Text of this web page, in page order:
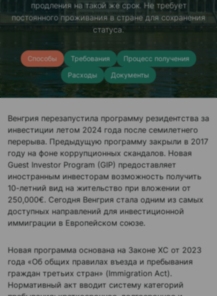
продления на такой же срок. Не требует
постоянного проживания в стране для сохранения
статуса.
Способы Требования
Процесс получения
Расходы
Документы
Венгрия перезапустила программу резидентства за
инвестиции летом 2024 года после семилетнего
перерыва. Предыдущую программу закрыли в 2017
году на фоне коррупционных скандалов. Новая
Guest Investor Program (GIP) предоставляет
иностранным инвесторам возможность получить
10-летний вид на жительство при вложении от
250,000€. Сегодня Венгрия стала одним из самых
доступных направлений для инвестиционной
иммиграции в Европейском союзе.
Новая программа основана на Законе XC от 2023
года «Об общих правилах въезда и пребывания
граждан третьих стран» (Immigration Act).
Нормативный акт вводит систему категорий